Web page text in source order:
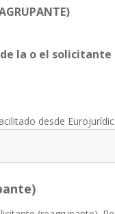
la o el
desde Eurojurídic